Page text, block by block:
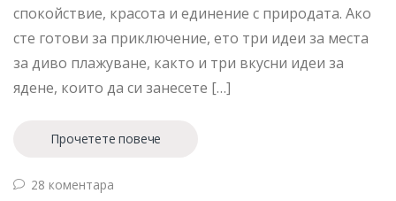
спокойствие, красота и единение с природата. Ако
сте готови за приключение, ето три идеи за места
за диво плажуване, както и три вкусни идеи за
ядене, които да си занесете […]
Прочетете повече
28 коментара